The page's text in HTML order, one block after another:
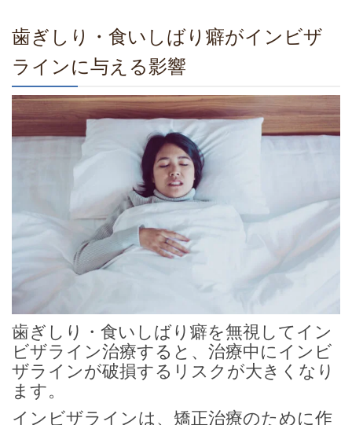
歯ぎしり・食いしばり癖がインビザ
ラインに与える影響
歯ぎしり・食いしばり癖を無視してイン
ビザライン治療すると、治療中にインビ
ザラインが破損するリスクが大きくなり
ます。
インビザラインは、矯正治療のために作